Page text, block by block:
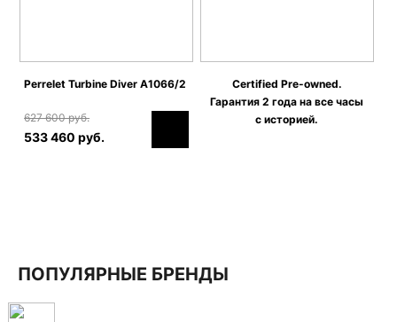
Perrelet Turbine Diver A1066/2
627 600 руб.
533 460 руб.
Certified Pre-owned.
Гарантия 2 года на все часы
с историей.
ПОПУЛЯРНЫЕ БРЕНДЫ